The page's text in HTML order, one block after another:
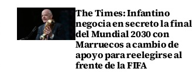
The Times: Infantino
negocia en secreto la final
del Mundial 2030 con
Marruecos a cambio de
apoyo para reelegirse al
frente de la FIFA